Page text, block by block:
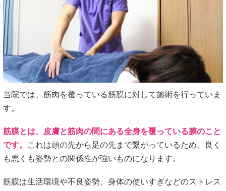
当院では、筋肉を覆っている筋膜に対して施術を行っていま
す。
筋膜とは、皮膚と筋肉の間にある全身を覆っている膜のこと
です。
これは頭の先から足の先まで繋がっているため、良く
も悪くも姿勢との関係性が強いものになります。
筋膜は生活環境や不良姿勢、身体の使いすぎなどのストレス